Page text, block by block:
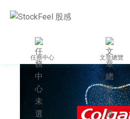
任務中心 文章總覽